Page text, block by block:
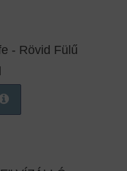
- Rövid Fülű